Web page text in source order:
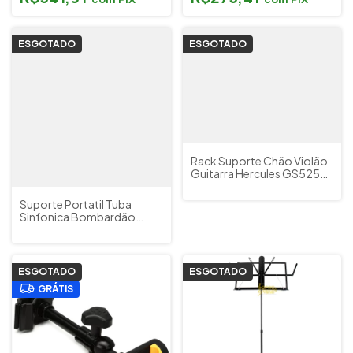
ESGOTADO
Suporte Portatil Tuba
Sinfonica Bombardão
ESGOTADO
Rack Suporte Chão Violão
Guitarra Hercules GS525B
ESGOTADO
GRÁTIS
ESGOTADO